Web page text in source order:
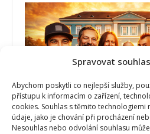
Spravovat
Abychom poskytli co nejlepší služby,
přístupu k informacím o zařízení,
cookies. Souhlas s těmito technologiemi
údaje, jako je chování při procházení
Nesouhlas nebo odvolání souhlasu